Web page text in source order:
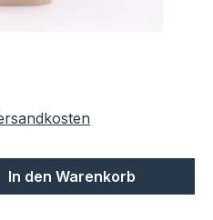
den
In den Warenkorb